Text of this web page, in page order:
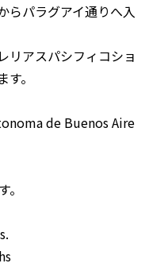
らパラグアイ通りへ入
リアスパシフィコショ
。
de Buenos Aire